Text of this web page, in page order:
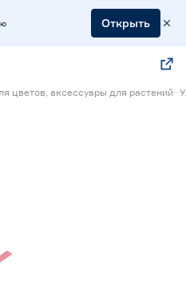
Открыть
цветов, аксессуары для растений